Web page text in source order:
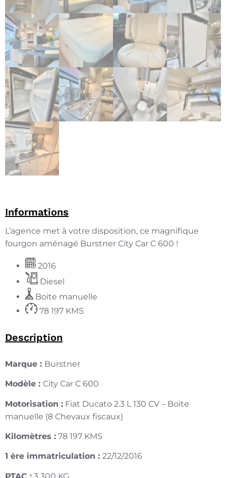
Informations
L’agence met à votre disposition, ce magnifique
fourgon aménagé Burstner City Car C 600 !
2016
Diesel
Boite manuelle
78 197 KMS
Description
Marque : Burstner
Modèle : City Car C 600
Motorisation : Fiat Ducato 2.3 L 130 CV – Boite
manuelle (8 Chevaux fiscaux)
Kilomètres : 78 197 KMS
1 ère immatriculation : 22/12/2016